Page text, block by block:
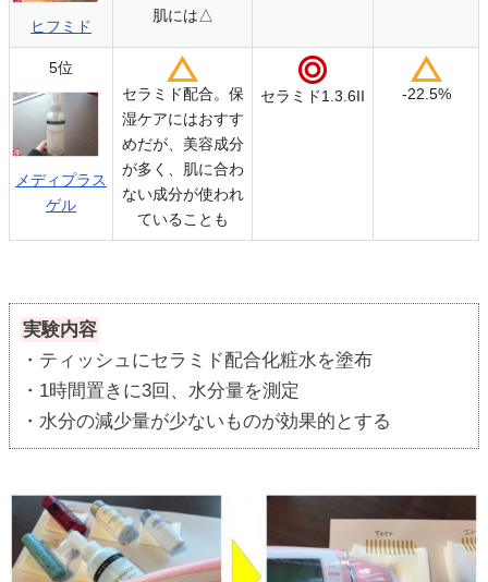
ヒフミド
肌には△
5位
メディプラス
ゲル
セラミド配合。保
湿ケアにはおすす
めだが、美容成分
が多く、肌に合わ
ない成分が使われ
ていることも
セラミド1.3.6II -22.5%
実験内容
・ティッシュにセラミド配合化粧水を塗布
・1時間置きに3回、水分量を測定
・水分の減少量が少ないものが効果的とする